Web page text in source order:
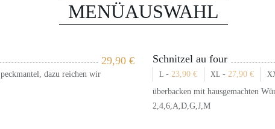
MENÜAUSWAHL
29,90 €
dazu reichen wir
Schnitzel au four
L - 23,90 € XL - 27,90 €
überbacken mit hausgemachten
2,4,6,A,D,G,J,M